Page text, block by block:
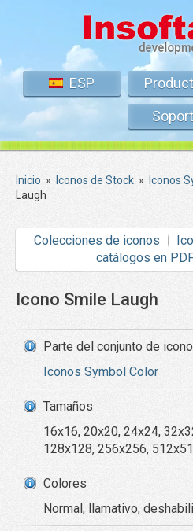
ESP
Inicio » Iconos de Stock » Iconos
Laugh
Colecciones de iconos
catálogos en
Icono Smile Laugh
Parte del conjunto de
Iconos Symbol Color
Tamaños
16x16, 20x20, 24x24,
128x128, 256x256,
Colores
Normal, llamativo,